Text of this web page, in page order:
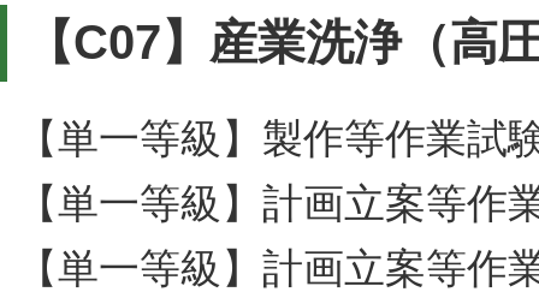
【C07】産業洗浄（高
【単一等級】製作等作業試
【単一等級】計画立案等作
【単一等級】計画立案等作